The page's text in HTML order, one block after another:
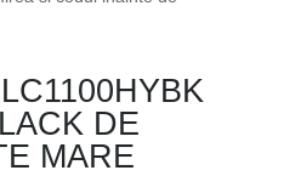
DE
MARE